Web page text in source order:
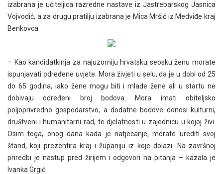
izabrana je učiteljica razredne nastave iz Jastrebarskog Jasnica
Vojvodić, a za drugu pratilju izabrana je Mica Mršić iz Medviđe kraj
Benkovca.
– Kao kandidatkinja za najuzorniju hrvatsku seosku ženu morate
ispunjavati određene uvjete. Mora živjeti u selu, da je u dobi od 25
do 65 godina, iako žene mogu biti i mlađe žene ali u startu ne
dobivaju određeni broj bodova. Mora imati obiteljsko
poljoprivredno gospodarstvo, a dodatne bodove donosi kulturni,
društveni i humanitarni rad, te djelatnosti u zajednicu u kojoj živi.
Osim toga, onog dana kada je natjecanje, morate urediti svoj
štand, koji prezentira kraj i županiju iz koje dolazi. Na završnoj
priredbi je nastup pred žirijem i odgovori na pitanja – kazala je
Ivanka Grgić.